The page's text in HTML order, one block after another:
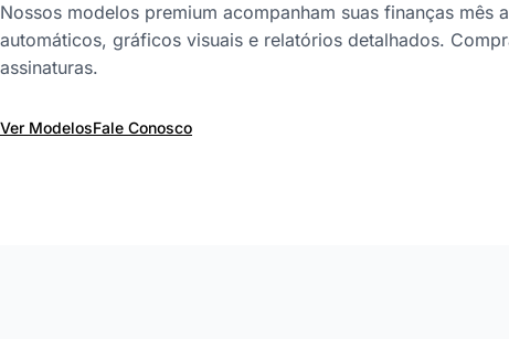
Nossos modelos premium acompanham suas finanças mês
automáticos, gráficos visuais e relatórios detalhados.
assinaturas.
Ver ModelosFale Conosco